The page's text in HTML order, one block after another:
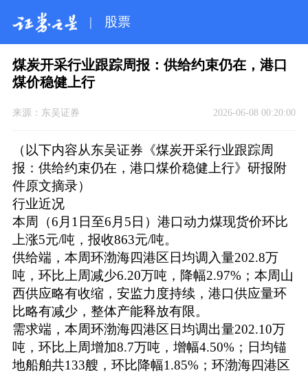
| 股票
煤炭开采行业跟踪周报：供给约束仍在，港口
煤价稳健上行
来源： 东吴证券 2026-06-08 00:20:00
（以下内容从东吴证券《煤炭开采行业跟踪周
报：供给约束仍在，港口煤价稳健上行》研报附
件原文摘录）
行业近况
本周（6月1日至6月5日）港口动力煤现货价环比
上涨5元/吨，报收863元/吨。
供给端，本周环渤海四港区日均调入量202.8万
吨，环比上周减少6.20万吨，降幅2.97%；本周山
西供应略有收缩，安监力度持续，港口供应量环
比略有减少，整体产能释放有限。
需求端，本周环渤海四港区日均调出量202.10万
吨，环比上周增加8.7万吨，增幅4.50%；日均锚
地船舶共133艘，环比降幅1.85%；环渤海四港区